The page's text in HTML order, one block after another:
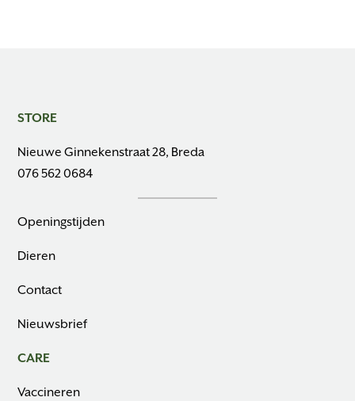
STORE
Nieuwe Ginnekenstraat 28, Breda
076 562 0684
Openingstijden
Dieren
Contact
Nieuwsbrief
CARE
Vaccineren